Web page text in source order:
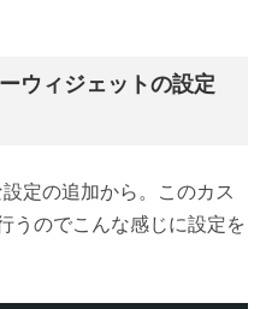
ウィジェットの設定
定の追加から。このカス
うのでこんな感じに設定を